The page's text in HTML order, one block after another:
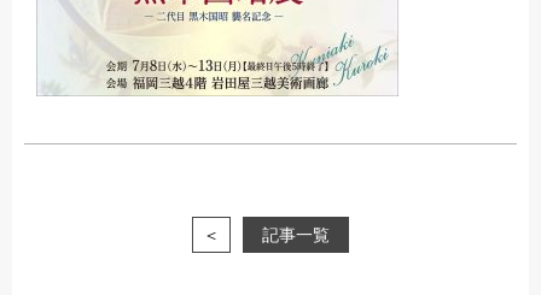
＜ 記事一覧